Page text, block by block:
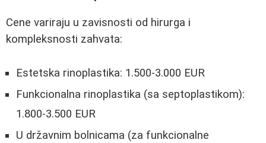
Cene variraju u zavisnosti od hirurga i
kompleksnosti zahvata:
Estetska rinoplastika: 1.500-3.000 EUR
Funkcionalna rinoplastika (sa septoplastikom):
1.800-3.500 EUR
U državnim bolnicama (za funkcionalne